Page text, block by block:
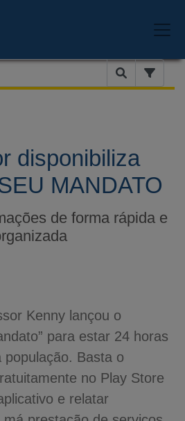
disponibiliza
MANDATO
de forma rápida e
Kenny lançou o
para estar 24 horas
Basta o
no Play Store
e relatar